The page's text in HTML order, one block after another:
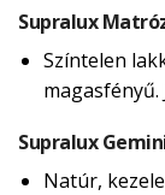
Supralux
Színtelen
Supralux
Natúr,